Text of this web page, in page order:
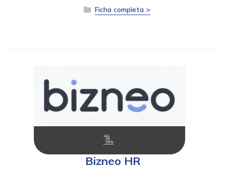
Ficha completa >
Bizneo HR